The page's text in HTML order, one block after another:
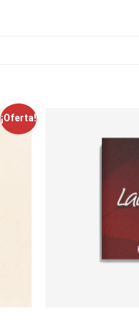
¡Oferta!